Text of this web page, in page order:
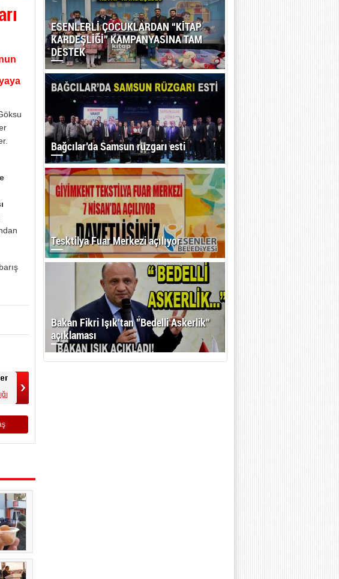
ESENLERLİ ÇOCUKLARDAN “KİTAP
KARDEŞLİĞİ” KAMPANYASINA TAM
DESTEK
Bağcılar’da Samsun rüzgarı esti
Tesktilya Fuar Merkezi açılıyor
Bakan Fikri Işık’tan ”Bedelli Askerlik”
açıklaması